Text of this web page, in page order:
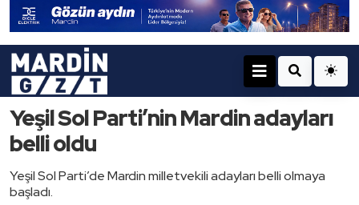
Yeşil Sol Parti’nin Mardin adayları
belli oldu
Yeşil Sol Parti’de Mardin milletvekili adayları belli olmaya
başladı.